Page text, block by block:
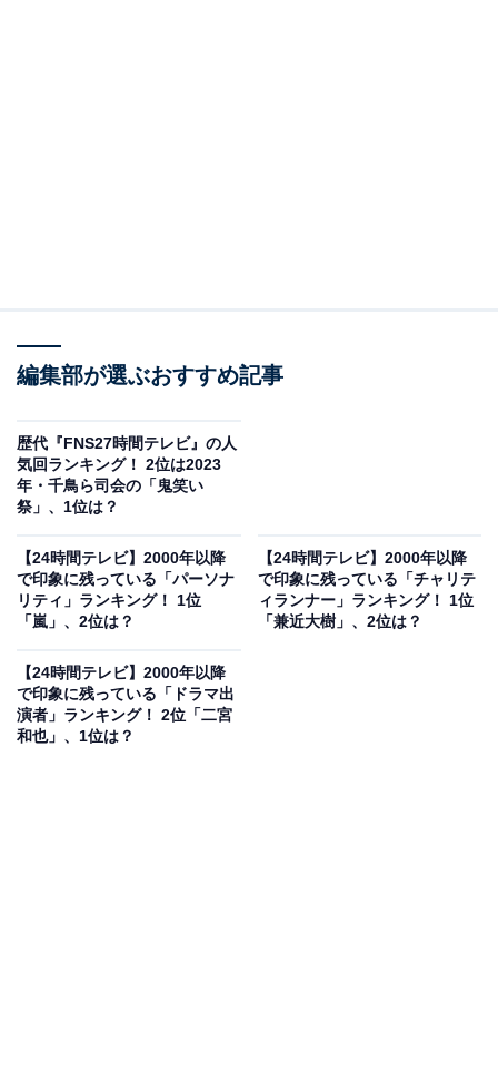
A post shared by 火曜は全力！華大さんと千鳥くん【8ch公式】
2位には、お笑いコンビの「千鳥」がランクイン。
ボケの大悟さんとツッコミのノブさんからなる2人は、
2000年にコンビ結成。今ではテレビで見ない日はないほ
どの人気コンビで、2023年の『FNS27時間テレビ』では
抜てきされました。
アンケート回答者からは、「安定感が違う」（30代男性
編集部が選ぶおすすめ記事
歴代『FNS27時間テレビ』の人
気回ランキング！ 2位は2023
年・千鳥ら司会の「鬼笑い
祭」、1位は？
【24時間テレビ】2000年以降
で印象に残っている「パーソナ
リティ」ランキング！ 1位
「嵐」、2位は？
【24時間テレビ】2000年以降
で印象に残っている「チャリテ
ィランナー」ランキング！ 1位
「兼近大樹」、2位は？
【24時間テレビ】2000年以降
で印象に残っている「ドラマ出
演者」ランキング！ 2位「二宮
和也」、1位は？